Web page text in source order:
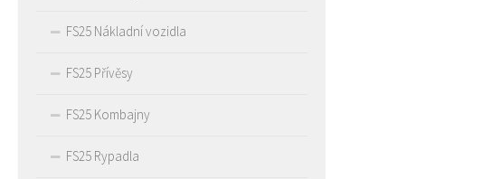
FS25 Nákladní vozidla
FS25 Přívěsy
FS25 Kombajny
FS25 Rypadla